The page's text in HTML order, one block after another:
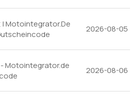
| Motointegrator.De
2026-08-05
Motointegrator.de
2026-08-06